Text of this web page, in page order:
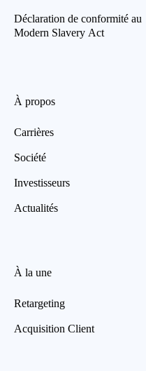
Déclaration de conformité au
Modern Slavery Act
À propos
Carrières
Société
Investisseurs
Actualités
À la une
Retargeting
Acquisition Client